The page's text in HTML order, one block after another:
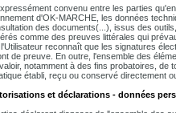
convenu entre les parties
d'OK-MARCHE, les données
des documents(...), issus des
comme des preuves littérales qui
reconnaît que les signatures
de preuve. En outre, l'ensemble des
notamment à des fins probatoires, de
établi, reçu ou conservé directement
et déclarations - données